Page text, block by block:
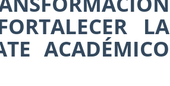
LA
ACADÉMICO